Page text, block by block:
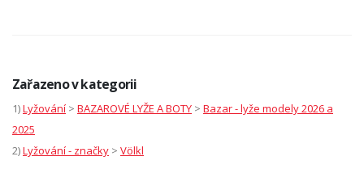
Zařazeno v kategorii
1)Lyžování > BAZAROVÉ LYŽE A BOTY > Bazar - lyže modely 2026 a
2025
2)Lyžování - značky > Völkl